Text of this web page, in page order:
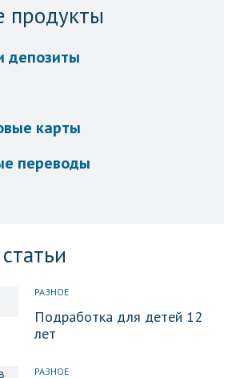
продукты
депозиты
карты
переводы
РАЗНОЕ
Подработка для детей 12
лет
РАЗНОЕ